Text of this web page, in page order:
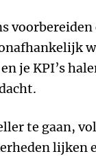
je KPI’s
te gaan,
lijken